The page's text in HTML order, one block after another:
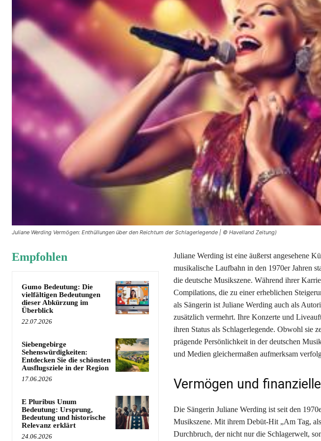
Juliane Werding Vermögen: Enthüllungen über den Reichtum der Schlagerlegende | © Havelland Zeitung)
Empfohlen
Gumo Bedeutung: Die
vielfältigen Bedeutungen
dieser Abkürzung im
Überblick
22.07.2026
Siebengebirge
Sehenswürdigkeiten:
Entdecken Sie die schönsten
Ausflugsziele in der Region
17.06.2026
E Pluribus Unum
Bedeutung: Ursprung,
Bedeutung und historische
Relevanz erklärt
24.06.2026
Juliane Werding ist eine äußerst angesehene
musikalische Laufbahn in den 1970er Jahren
die deutsche Musikszene. Während ihrer
Compilations, die zu einer erheblichen
als Sängerin ist Juliane Werding auch als
zusätzlich vermehrt. Ihre Konzerte und
ihren Status als Schlagerlegende. Obwohl sie
prägende Persönlichkeit in der deutschen
und Medien gleichermaßen aufmerksam
Vermögen und
Die Sängerin Juliane Werding ist seit den
Musikszene. Mit ihrem Debüt-Hit „Am Tag,
Durchbruch, der nicht nur die Schlagerwelt,